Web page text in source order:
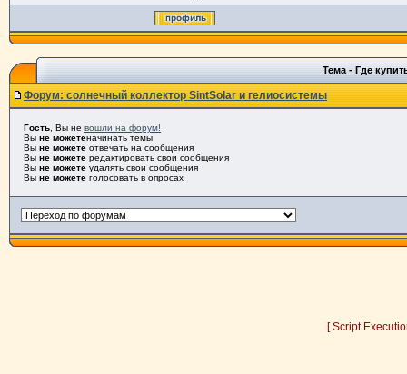
Тема - Где
Форум: солнечный коллектор SintSolar и гелиосистемы
Гость , Вы не вошли на форум!
Вы не можетеначинать темы
Вы не можете отвечать на сообщения
Вы не можете редактировать свои сообщения
Вы не можете удалять свои сообщения
Вы не можете голосовать в опросах
[ Script